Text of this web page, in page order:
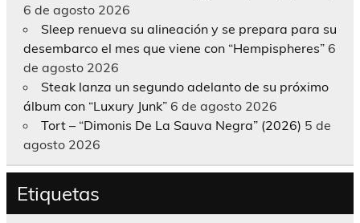
6 de agosto 2026
Sleep renueva su alineación y se prepara para su
desembarco el mes que viene con “Hempispheres” 6
de agosto 2026
Steak lanza un segundo adelanto de su próximo
álbum con “Luxury Junk” 6 de agosto 2026
Tort – “Dimonis De La Sauva Negra” (2026) 5 de
agosto 2026
Etiquetas